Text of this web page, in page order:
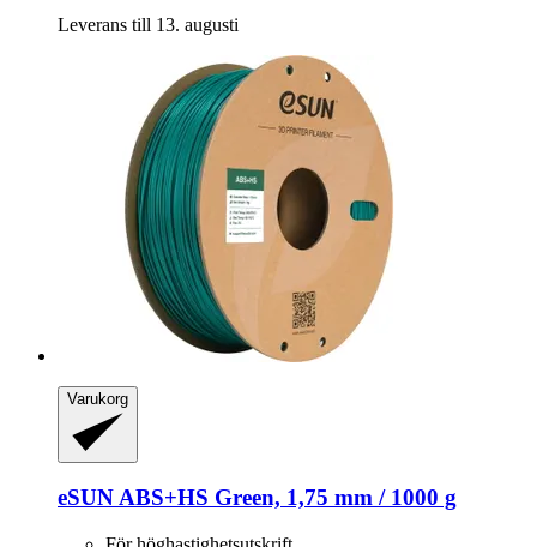
Leverans till 13. augusti
Varukorg
eSUNABS+HS Green, 1,75 mm / 1000 g